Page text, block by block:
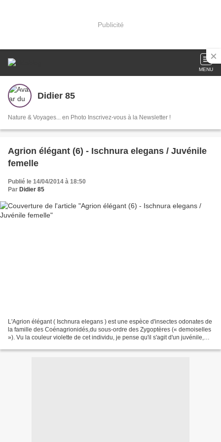
Publicité
MENU
Didier 85
Nature & Voyages... en Photo Inscrivez-vous à la Newsletter !
Agrion élégant (6) - Ischnura elegans / Juvénile
femelle
Publié le 14/04/2014 à 18:50
Par Didier 85
L'Agrion élégant ( Ischnura elegans ) est une espèce d'insectes odonates de
la famille des Coénagrionidés,du sous-ordre des Zygoptères (« demoiselles
»). Vu la couleur violette de cet individu, je pense qu'il s'agit d'un juvénile,